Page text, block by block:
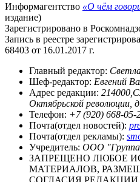
Информагентство «О чём
издание)
Зарегистрировано в
Запись в реестре
68403 от 16.01.2017 г.
Главный редактор:
Шеф-редактор: Евгений
Адрес редакции:
Октябрьской революции,
Телефон: +7 (920) 668-05-
Почта(отдел новостей):
Почта(отдел рекламы):
Учредитель: ООО
ЗАПРЕЩЕНО ЛЮБОЕ
МАТЕРИАЛОВ,
СОГЛАСИЯ РЕДАКЦИИ